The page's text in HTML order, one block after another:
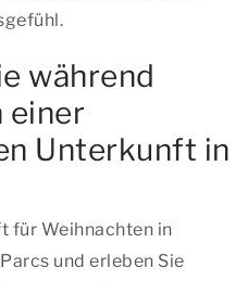
während
einer
Unterkunft in
für Weihnachten in
und erleben Sie